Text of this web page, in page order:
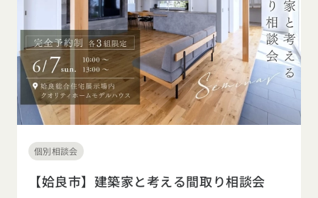
個別相談会
【姶良市】建築家と考える間取り相談会